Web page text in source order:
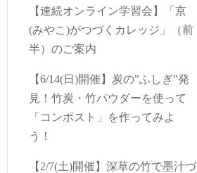
【連続オンライン学習会】「京
(みやこ)がつづくカレッジ」（前
半）のご案内
【6/14(日)開催】炭の”ふしぎ”発
見！竹炭・竹パウダーを使って
「コンポスト」を作ってみよ
う！
【2/7(土)開催】深草の竹で墨汁づ